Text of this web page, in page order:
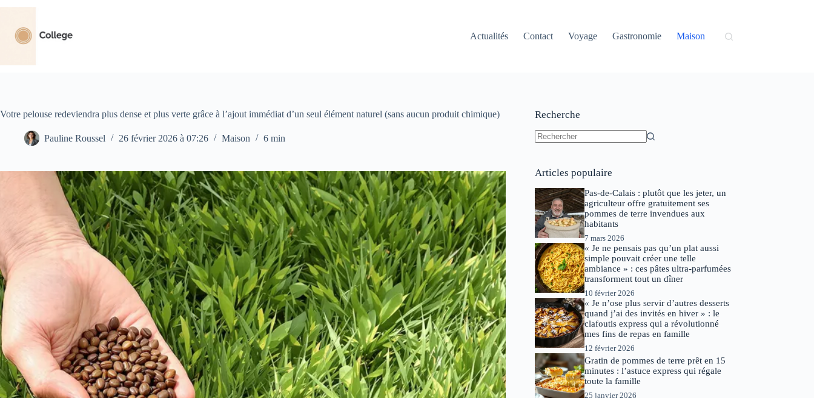
contenu
Actualités
Contact Voyage Gastronomie Maison
Votre pelouse redeviendra plus dense et plus verte grâce à l’ajout immédiat d’un seul élément naturel (sans aucun produit chimique)
Pauline Roussel 26 février 2026 à 07:26 Maison 6 min
Recherche
Articles populaire
Pas-de-Calais : plutôt que les jeter, un
agriculteur offre gratuitement ses
pommes de terre invendues aux
habitants
7 mars 2026
« Je ne pensais pas qu’un plat aussi
simple pouvait créer une telle
ambiance » : ces pâtes ultra-parfumées
transforment tout un dîner
10 février 2026
« Je n’ose plus servir d’autres desserts
quand j’ai des invités en hiver » : le
clafoutis express qui a révolutionné
mes fins de repas en famille
12 février 2026
Gratin de pommes de terre prêt en 15
minutes : l’astuce express qui régale
toute la famille
25 janvier 2026